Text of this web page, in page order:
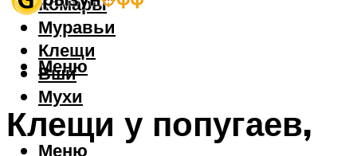
Муравьи
Клещи
Вши
Мухи
Меню
Меню
Клещи у попугаев,